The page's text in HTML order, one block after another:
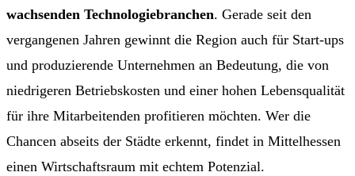
wachsenden Technologiebranchen. Gerade seit den
vergangenen Jahren gewinnt die Region auch für Start-ups
und produzierende Unternehmen an Bedeutung, die von
niedrigeren Betriebskosten und einer hohen Lebensqualität
für ihre Mitarbeitenden profitieren möchten. Wer die
Chancen abseits der Städte erkennt, findet in Mittelhessen
einen Wirtschaftsraum mit echtem Potenzial.